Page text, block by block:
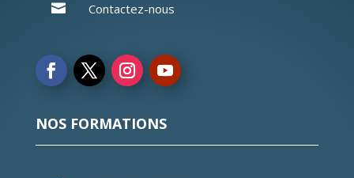
 Contactez-nous
NOS FORMATIONS